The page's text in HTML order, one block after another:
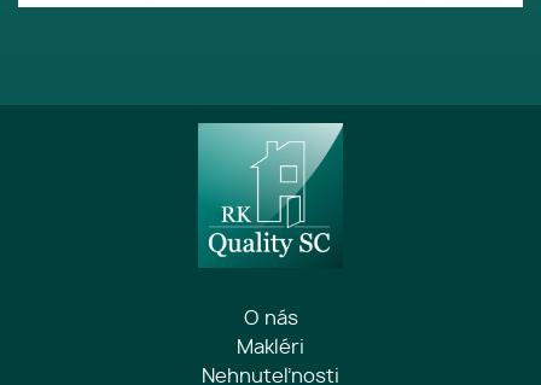
O nás
Makléri
Nehnuteľnosti